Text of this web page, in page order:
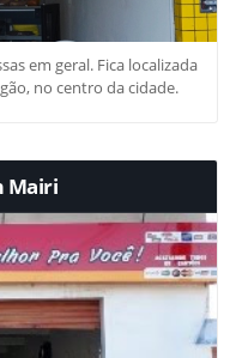
em geral. Fica localizada
no centro da cidade.
Mairi